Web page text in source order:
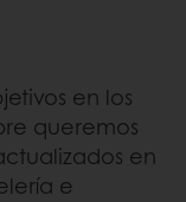
en los
queremos
en
e